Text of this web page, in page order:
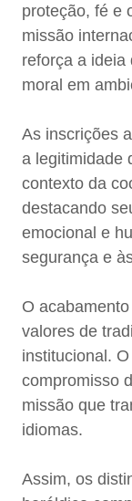
proteção, fé e
missão
reforça a ideia
moral em
As inscrições
a legitimidade
contexto da
destacando
emocional e
segurança e
O
valores de
institucional.
compromisso
missão que
idiomas.
Assim, os